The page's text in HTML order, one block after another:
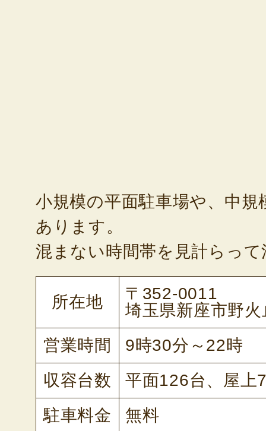
小規模の平面駐車場や、中規
あります。
混まない時間帯を見計らっ
所在地
〒352-0011
埼玉県新座市野
営業時間
9時30分～22時
収容台数
平面126台、屋上
駐車料金
無料